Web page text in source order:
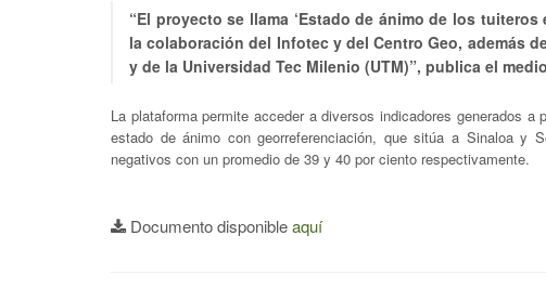
“El proyecto se llama ‘Estado de ánimo de los
la colaboración del Infotec y del Centro Geo, además
y de la Universidad Tec Milenio (UTM)”, publica el
La plataforma permite acceder a diversos indicadores generados
estado de ánimo con georreferenciación, que sitúa a Sinaloa y
negativos con un promedio de 39 y 40 por ciento respectivamente.
Documento disponibleaquí